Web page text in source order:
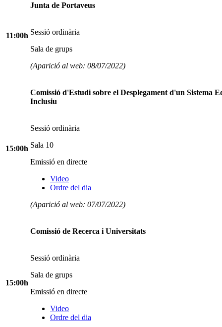
11:00h
Junta de Portaveus
Sessió ordinària
Sala de grups
(Aparició al web: 08/07/2022)
15:00h
Comissió d'Estudi sobre el Desplegament d'un Sistema
Inclusiu
Sessió ordinària
Sala 10
Emissió en directe
Video
Ordre del dia
(Aparició al web: 07/07/2022)
15:00h
Comissió de Recerca i Universitats
Sessió ordinària
Sala de grups
Emissió en directe
Video
Ordre del dia